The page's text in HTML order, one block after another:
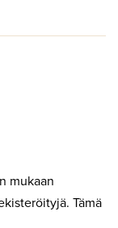
mukaan
Tämä